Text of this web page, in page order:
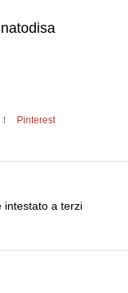
Pinterest
intestato a terzi